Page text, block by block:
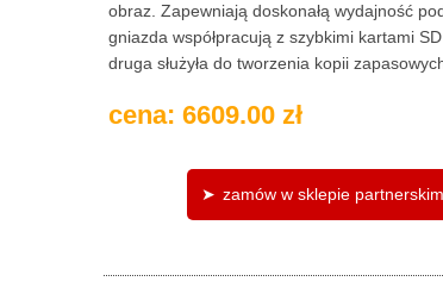
obraz. Zapewniają doskonałą wydajność
gniazda współpracują z szybkimi kartami
druga służyła do tworzenia kopii
cena: 6609.00 zł
zamów w sklepie partnerskim